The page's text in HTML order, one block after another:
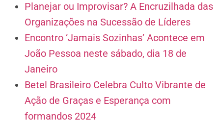
Planejar ou Improvisar? A Encruzilhada das
Organizações na Sucessão de Líderes
Encontro ‘Jamais Sozinhas’ Acontece em
João Pessoa neste sábado, dia 18 de
Janeiro
Betel Brasileiro Celebra Culto Vibrante de
Ação de Graças e Esperança com
formandos 2024